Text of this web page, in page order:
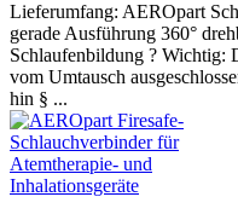
Lieferumfang: AEROpart
gerade Ausführung 360°
Schlaufenbildung ? Wichtig:
vom Umtausch
hin § ...